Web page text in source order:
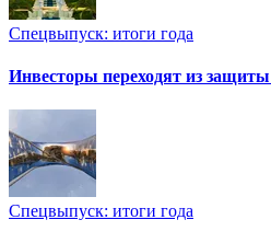
Спецвыпуск: итоги года
Инвесторы переходят из
Спецвыпуск: итоги года